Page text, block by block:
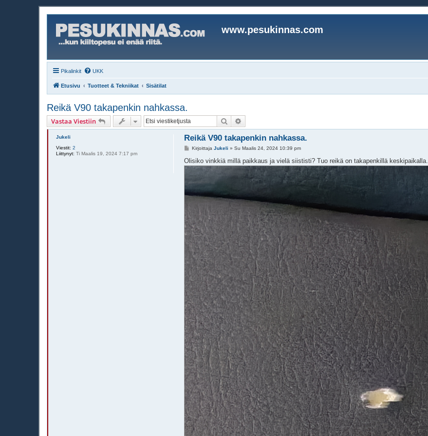
www.pesukinnas.com
Pikalinkit UKK
Etusivu Tuotteet & Tekniikat Sisätilat
Reikä V90 takapenkin nahkassa.
Vastaa Viestiin Etsi
Jukeli
Viestit: 2
Liittynyt: Ti Maalis 19, 2024 7:17 pm
Reikä V90 takapenkin nahkassa.
V
e
s
KirjoittajaJukeli »Su Maalis 24, 2024 10:39 pm
Olisiko vinkkiä millä paikkaus ja vielä siististi? Tuo reikä on takapenkillä keskipaikalla.